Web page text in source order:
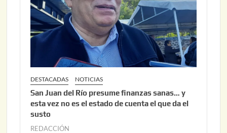
DESTACADAS NOTICIAS
San Juan del Río presume finanzas sanas… y
esta vez no es el estado de cuenta el que da el
susto
REDACCIÓN